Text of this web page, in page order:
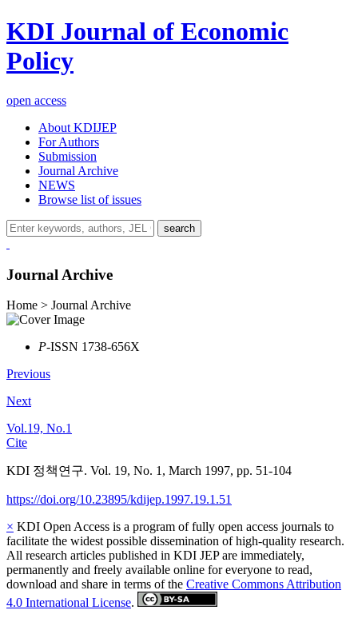
KDI Journal of Economic
Policy
open access
About KDIJEP
For Authors
Submission
Journal Archive
NEWS
Browse list of issues
search
Journal Archive
Home > Journal Archive
P-ISSN 1738-656X
Previous
Next
Vol.19, No.1
Cite
KDI 정책연구. Vol. 19, No. 1, March 1997, pp. 51-104
https://doi.org/10.23895/kdijep.1997.19.1.51
× KDI Open Access is a program of fully open access journals to
facilitate the widest possible dissemination of high-quality research.
All research articles published in KDI JEP are immediately,
permanently and freely available online for everyone to read,
download and share in terms of the Creative Commons Attribution
4.0 International License.